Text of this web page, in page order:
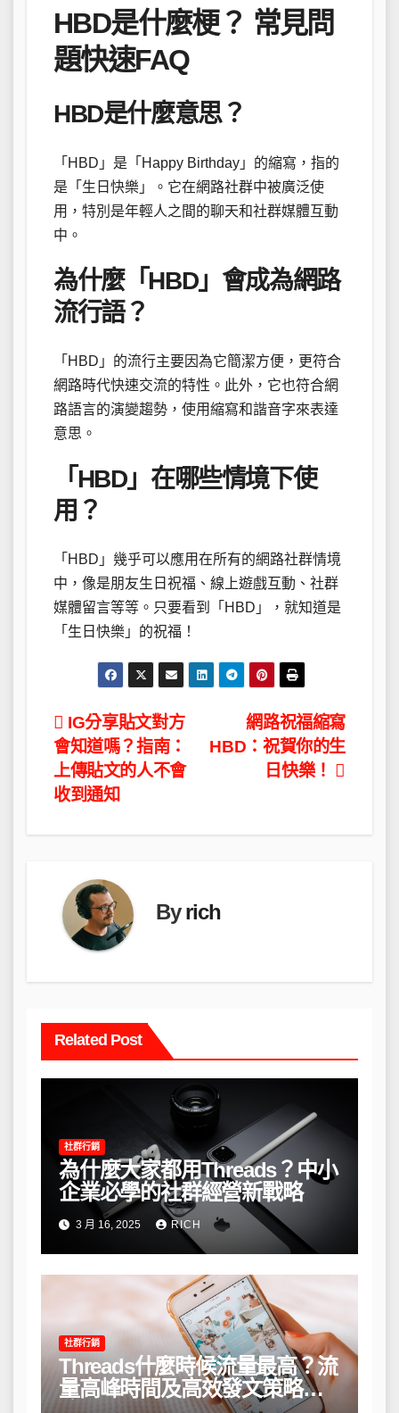
HBD是什麼梗？ 常見問
題快速FAQ
HBD是什麼意思？
「HBD」是「Happy Birthday」的縮寫，指的
是「生日快樂」。它在網路社群中被廣泛使
用，特別是年輕人之間的聊天和社群媒體互動
中。
為什麼「HBD」會成為網路
流行語？
「HBD」的流行主要因為它簡潔方便，更符合
網路時代快速交流的特性。此外，它也符合網
路語言的演變趨勢，使用縮寫和諧音字來表達
意思。
「HBD」在哪些情境下使
用？
「HBD」幾乎可以應用在所有的網路社群情境
中，像是朋友生日祝福、線上遊戲互動、社群
媒體留言等等。只要看到「HBD」，就知道是
「生日快樂」的祝福！
文
章
導
覽
網路祝福縮寫
HBD：祝賀你的生
日快樂！
IG分享貼文對方
會知道嗎？指南：
上傳貼文的人不會
收到通知
Byrich
Related Post
社群行銷
為什麼大家都用Threads？中小
企業必學的社群經營新戰略
3 月 16, 2025 RICH
社群行銷
Threads什麼時候流量最高？流
量高峰時間及高效發文策略攻